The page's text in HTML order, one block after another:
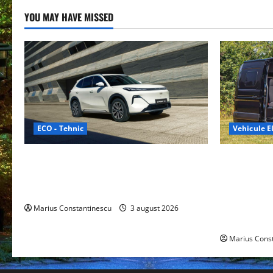
YOU MAY HAVE MISSED
ECO - Tehnic
Marius Constantinescu 3 august 2026
Vehicule
Marius